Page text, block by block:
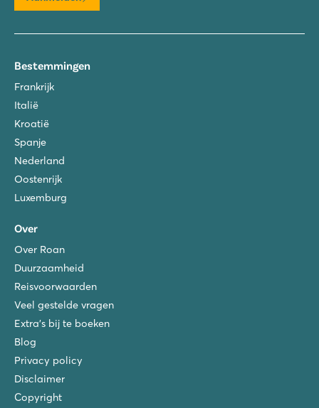
Bestemmingen
Frankrijk
Italië
Kroatië
Spanje
Nederland
Oostenrijk
Luxemburg
Over
Over Roan
Duurzaamheid
Reisvoorwaarden
Veel gestelde vragen
Extra's bij te boeken
Blog
Privacy policy
Disclaimer
Copyright